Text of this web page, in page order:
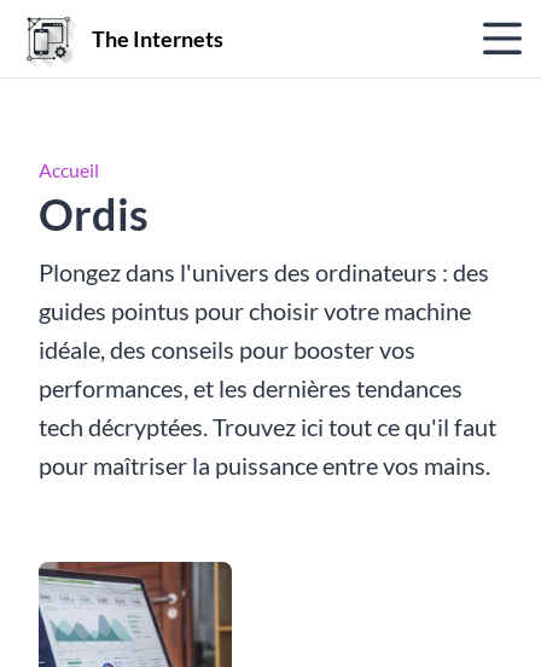
The Internets
Accueil
Ordis
Plongez dans l'univers des ordinateurs : des
guides pointus pour choisir votre machine
idéale, des conseils pour booster vos
performances, et les dernières tendances
tech décryptées. Trouvez ici tout ce qu'il faut
pour maîtriser la puissance entre vos mains.